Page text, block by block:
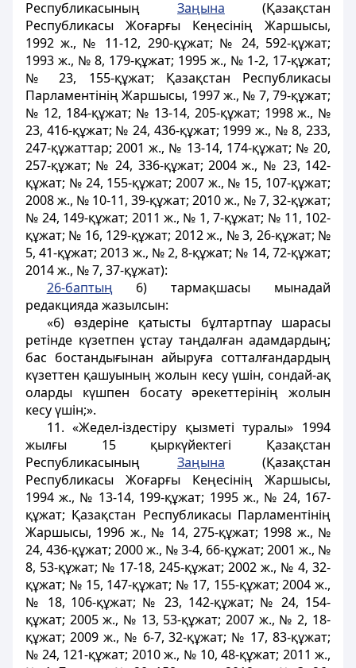
Республикасының Заңына (Қазақстан
Республикасы Жоғарғы Кеңесінің Жаршысы,
1992 ж., № 11-12, 290-құжат; № 24, 592-құжат;
1993 ж., № 8, 179-құжат; 1995 ж., № 1-2, 17-құжат;
№ 23, 155-құжат; Қазақстан Республикасы
Парламентінің Жаршысы, 1997 ж., № 7, 79-құжат;
№ 12, 184-құжат; № 13-14, 205-құжат; 1998 ж., №
23, 416-құжат; № 24, 436-құжат; 1999 ж., № 8, 233,
247-құжаттар; 2001 ж., № 13-14, 174-құжат; № 20,
257-құжат; № 24, 336-құжат; 2004 ж., № 23, 142-
құжат; № 24, 155-құжат; 2007 ж., № 15, 107-құжат;
2008 ж., № 10-11, 39-құжат; 2010 ж., № 7, 32-құжат;
№ 24, 149-құжат; 2011 ж., № 1, 7-құжат; № 11, 102-
құжат; № 16, 129-құжат; 2012 ж., № 3, 26-құжат; №
5, 41-құжат; 2013 ж., № 2, 8-құжат; № 14, 72-құжат;
2014 ж., № 7, 37-құжат):
26-баптың 6) тармақшасы мынадай
редакцияда жазылсын:
«6) өздеріне қатысты бұлтартпау шарасы
ретінде күзетпен ұстау таңдалған адамдардың;
бас бостандығынан айыруға сотталғандардың
күзеттен қашуының жолын кесу үшiн, сондай-ақ
оларды күшпен босату әрекеттерiнің жолын
кесу үшiн;».
11. «Жедел-iздестiру қызметi туралы» 1994
жылғы 15 қыркүйектегі Қазақстан
Республикасының Заңына (Қазақстан
Республикасы Жоғарғы Кеңесінің Жаршысы,
1994 ж., № 13-14, 199-құжат; 1995 ж., № 24, 167-
құжат; Қазақстан Республикасы Парламентінің
Жаршысы, 1996 ж., № 14, 275-құжат; 1998 ж., №
24, 436-құжат; 2000 ж., № 3-4, 66-құжат; 2001 ж., №
8, 53-құжат; № 17-18, 245-құжат; 2002 ж., № 4, 32-
құжат; № 15, 147-құжат; № 17, 155-құжат; 2004 ж.,
№ 18, 106-құжат; № 23, 142-құжат; № 24, 154-
құжат; 2005 ж., № 13, 53-құжат; 2007 ж., № 2, 18-
құжат; 2009 ж., № 6-7, 32-құжат; № 17, 83-құжат;
№ 24, 121-құжат; 2010 ж., № 10, 48-құжат; 2011 ж.,